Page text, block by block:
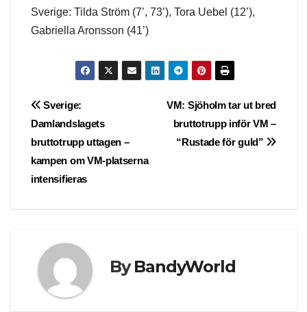
Sverige: Tilda Ström (7’, 73’), Tora Uebel (12’),
Gabriella Aronsson (41’)
Post
navigation
VM: Sjöholm tar ut bred
bruttotrupp inför VM –
“Rustade för guld”
Sverige:
Damlandslagets
bruttotrupp uttagen –
kampen om VM-platserna
intensifieras
ByBandyWorld